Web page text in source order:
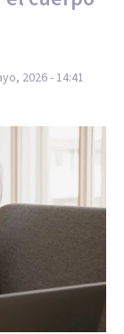
2026 - 14:41